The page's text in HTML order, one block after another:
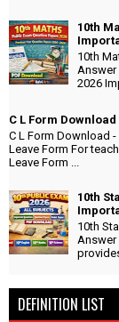
10th
10th
Answer
2026
C L Form
C L Form Download -
Leave Form For
Leave Form ...
10th
10th
DEFINITION LIST